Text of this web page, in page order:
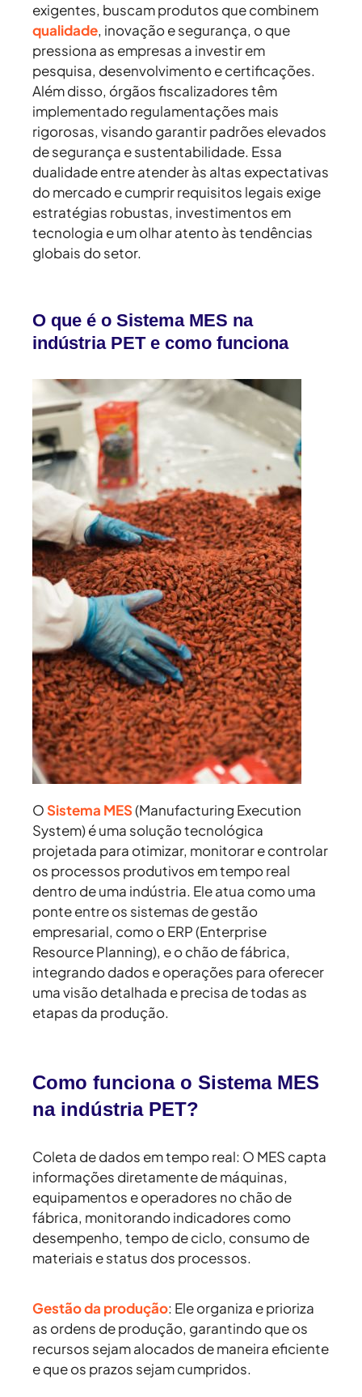
exigentes, buscam produtos que combinem
qualidade, inovação e segurança, o que
pressiona as empresas a investir em
pesquisa, desenvolvimento e certificações.
Além disso, órgãos fiscalizadores têm
implementado regulamentações mais
rigorosas, visando garantir padrões elevados
de segurança e sustentabilidade. Essa
dualidade entre atender às altas expectativas
do mercado e cumprir requisitos legais exige
estratégias robustas, investimentos em
tecnologia e um olhar atento às tendências
globais do setor.
O que é o Sistema MES na
indústria PET e como funciona
OSistema MES(Manufacturing Execution
System) é uma solução tecnológica
projetada para otimizar, monitorar e controlar
os processos produtivos em tempo real
dentro de uma indústria. Ele atua como uma
ponte entre os sistemas de gestão
empresarial, como o ERP (Enterprise
Resource Planning), e o chão de fábrica,
integrando dados e operações para oferecer
uma visão detalhada e precisa de todas as
etapas da produção.
Como funciona o Sistema MES
na indústria PET?
Coleta de dados em tempo real: O MES capta
informações diretamente de máquinas,
equipamentos e operadores no chão de
fábrica, monitorando indicadores como
desempenho, tempo de ciclo, consumo de
materiais e status dos processos.
Gestão da produção: Ele organiza e prioriza
as ordens de produção, garantindo que os
recursos sejam alocados de maneira eficiente
e que os prazos sejam cumpridos.